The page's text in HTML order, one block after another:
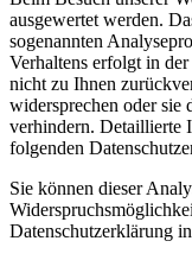
ausgewertet werden.
sogenannten
Verhaltens erfolgt in
nicht zu Ihnen
widersprechen oder sie
verhindern. Detaillierte
folgenden
Sie können dieser
Datenschutzerklärung